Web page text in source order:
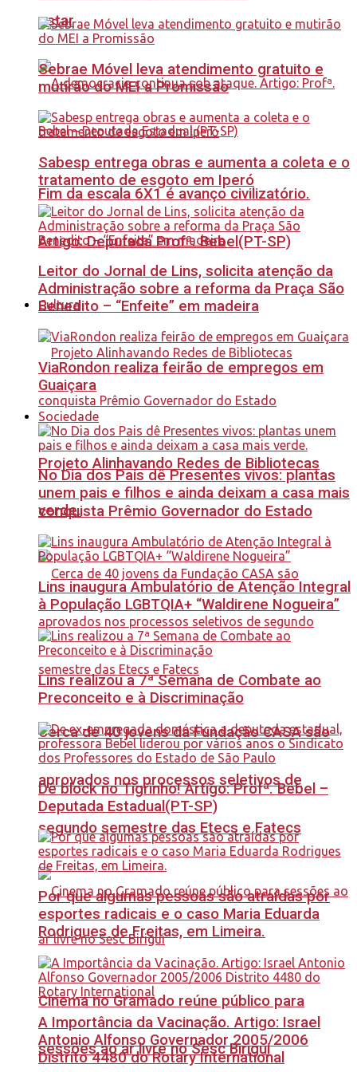
estar
Fim da escala 6X1 é avanço civilizatório.
Artigo: Deputada Profª. Bebel(PT-SP)
Cultura
Projeto Alinhavando Redes de Bibliotecas
conquista Prêmio Governador do Estado
Cerca de 40 jovens da Fundação CASA são
aprovados nos processos seletivos de
segundo semestre das Etecs e Fatecs
Cinema no Gramado reúne público para
sessões ao ar livre no Sesc Birigui
Sebrae Móvel leva atendimento gratuito e
mutirão do MEI a Promissão
Sabesp entrega obras e aumenta a coleta e o
tratamento de esgoto em Iperó
Leitor do Jornal de Lins, solicita atenção da
Administração sobre a reforma da Praça São
Benedito – “Enfeite” em madeira
ViaRondon realiza feirão de empregos em
Guaiçara
Sociedade
No Dia dos Pais dê Presentes vivos: plantas
unem pais e filhos e ainda deixam a casa mais
verde.
Lins inaugura Ambulatório de Atenção Integral
à População LGBTQIA+ “Waldirene Nogueira”
Lins realizou a 7ª Semana de Combate ao
Preconceito e à Discriminação
Dê block no Tigrinho! Artigo: Profª. Bebel –
Deputada Estadual(PT-SP)
Por que algumas pessoas são atraídas por
esportes radicais e o caso Maria Eduarda
Rodrigues de Freitas, em Limeira.
A Importância da Vacinação. Artigo: Israel
Antonio Alfonso Governador 2005/2006
Distrito 4480 do Rotary International